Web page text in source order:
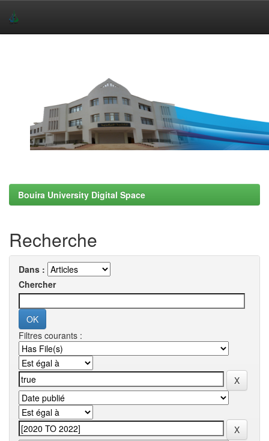
Bouira University Digital Space
Recherche
Dans :
Chercher
Filtres courants :